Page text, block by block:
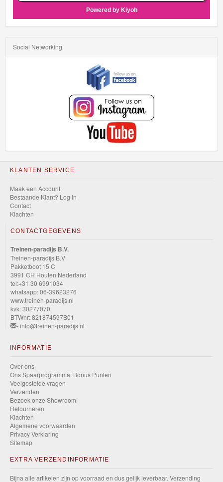
Social Networking
KLANTEN SERVICE
Maak een Account
Bestaande Klant? Log In
Contact
Klachten
CONTACTGEGEVENS
Treinen-paradijs B.V.
Treinen-paradijs B.V
Pakketboot 15 C
3991 CH Houten Nederland
tel:+31 30 6991034
whatsapp: 06-39623276
www.treinen-paradijs.nl
kvk: 30277070
BTWnr: 821874597B01
- info@treinen-paradijs.nl
INFORMATIE
Over ons
Ons Spaarprogramma: Bonus Punten
Veelgestelde vragen
Verzenden
Bezoek onze Showroom!
Retourneren
Klachten
Algemene voorwaarden
Privacy Verklaring
Sitemap
EXTRA VERZENDINFORMATIE
Bijna alle artikelen zijn op voorraad en dus gelijk leverbaar. Verzending